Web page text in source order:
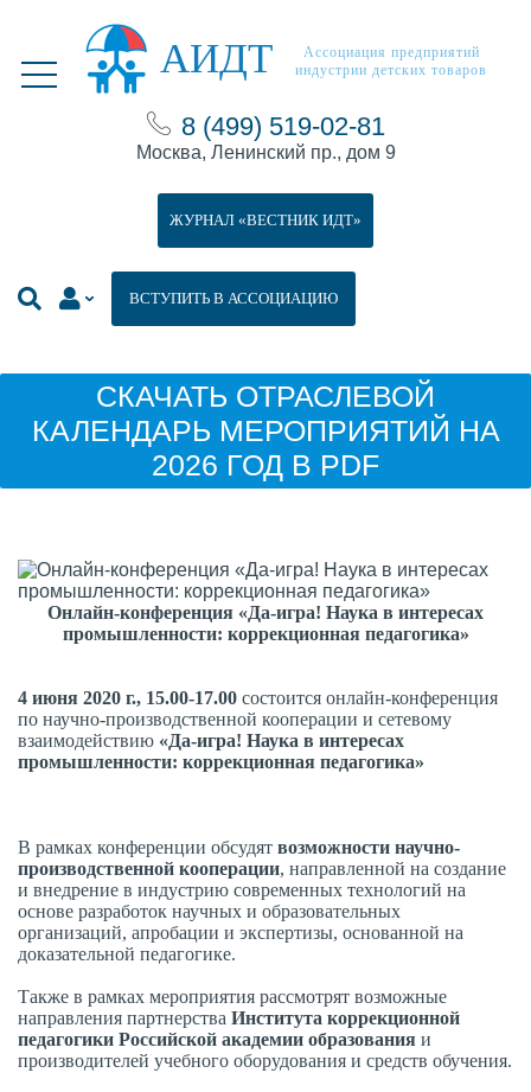
АИДТ
Ассоциация предприятий
индустрии детских товаров
8 (499) 519-02-81
Москва, Ленинский пр., дом 9
ВСТУПИТЬ В АССОЦИАЦИЮ
ЖУРНАЛ «ВЕСТНИК ИДТ»
СКАЧАТЬ ОТРАСЛЕВОЙ
КАЛЕНДАРЬ МЕРОПРИЯТИЙ НА
2026 ГОД В PDF
Онлайн-конференция «Да-игра! Наука в интересах
промышленности: коррекционная педагогика»
4 июня 2020 г., 15.00-17.00 состоится онлайн-конференция
по научно-производственной кооперации и сетевому
взаимодействию «Да-игра! Наука в интересах
промышленности: коррекционная педагогика»
В рамках конференции обсудят возможности научно-
производственной кооперации, направленной на создание
и внедрение в индустрию современных технологий на
основе разработок научных и образовательных
организаций, апробации и экспертизы, основанной на
доказательной педагогике.
Также в рамках мероприятия рассмотрят возможные
направления партнерства Института коррекционной
педагогики Российской академии образования и
производителей учебного оборудования и средств обучения.